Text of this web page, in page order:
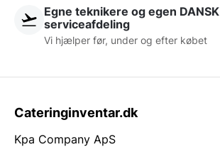
Egne teknikere og egen DANSK
serviceafdeling
Vi hjælper før, under og efter købet
Cateringinventar.dk
Kpa Company ApS